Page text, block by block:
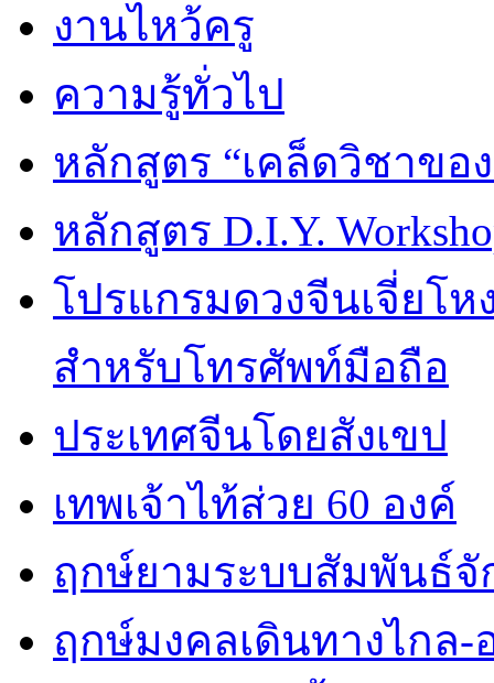
งานไหว้ครู
ความรู้ทั่วไป
หลักสูตร “เคล็ดวิชาขอ
หลักสูตร D.I.Y.
โปรแกรมดวงจีนเจี่ยโห
สำหรับโทรศัพท์มือถือ
ประเทศจีนโดยสังเขป
เทพเจ้าไท้ส่วย 60 องค์
ฤกษ์ยามระบบสัมพันธ์จั
ฤกษ์มงคลเดินทางไกล-